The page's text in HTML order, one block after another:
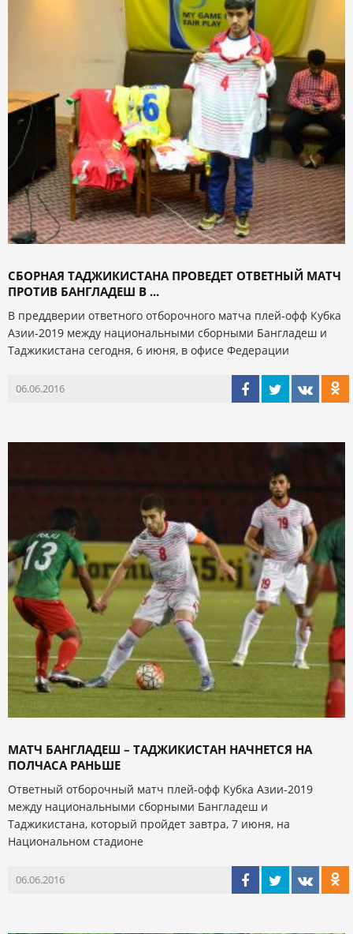
СБОРНАЯ ТАДЖИКИСТАНА ПРОВЕДЕТ ОТВЕТНЫЙ МАТЧ
ПРОТИВ БАНГЛАДЕШ В ...
В преддверии ответного отборочного матча плей-офф Кубка
Азии-2019 между национальными сборными Бангладеш и
Таджикистана сегодня, 6 июня, в офисе Федерации
06.06.2016
МАТЧ БАНГЛАДЕШ – ТАДЖИКИСТАН НАЧНЕТСЯ НА
ПОЛЧАСА РАНЬШЕ
Ответный отборочный матч плей-офф Кубка Азии-2019
между национальными сборными Бангладеш и
Таджикистана, который пройдет завтра, 7 июня, на
Национальном стадионе
06.06.2016